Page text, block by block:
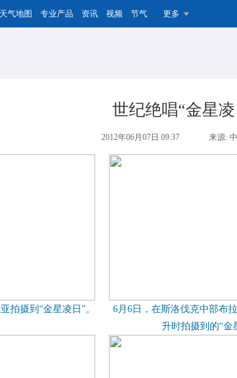
天气地图 专业产品 资讯 视频 节气 更多
世纪绝唱“金星
2012年06月07日 09:37 来源:
拍摄到“金星凌日”。
6月6日，在斯洛伐克中部布
升时拍摄到的“金